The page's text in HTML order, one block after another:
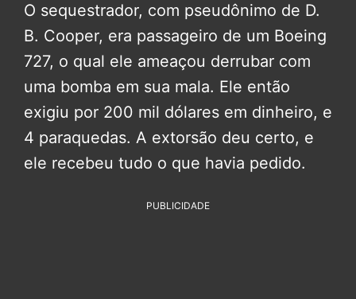
O sequestrador, com pseudônimo de D.
B. Cooper, era passageiro de um Boeing
727, o qual ele ameaçou derrubar com
uma bomba em sua mala. Ele então
exigiu por 200 mil dólares em dinheiro, e
4 paraquedas. A extorsão deu certo, e
ele recebeu tudo o que havia pedido.
PUBLICIDADE